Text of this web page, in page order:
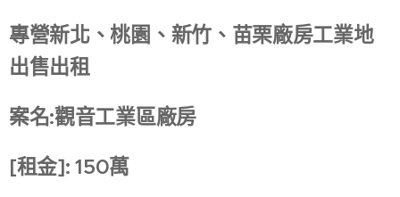
專營新北、桃園、新竹、苗栗廠房工業地
出售出租
案名:觀音工業區廠房
[租金]: 150萬